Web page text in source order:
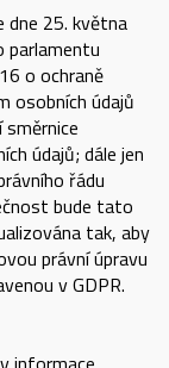
25. května
parlamentu
o ochraně
osobních údajů
údajů; dále jen
řádu
bude tato
tak, aby
právní úpravu
v GDPR.